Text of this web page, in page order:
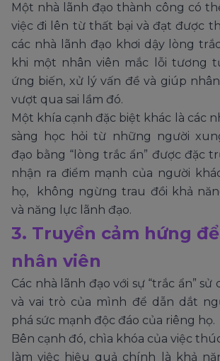
Một nhà lãnh đạo thành công có
việc đi lên từ thất bại và đạt được
các nhà lãnh đạo khơi dậy lòng
khi một nhân viên mắc lỗi tương
ứng biến, xử lý vấn đề và giúp
vượt qua sai lầm đó.
Một khía cạnh đặc biệt khác là các
sàng học hỏi từ những người
đạo bằng “lòng trắc ẩn” được đặc
nhận ra điểm mạnh của người
họ, không ngừng trau đồi khả
và năng lực lãnh đạo.
3. Truyền cảm hứng
nhân viên
Các nhà lãnh đạo với sự “trắc ẩn”
và vai trò của mình để dẫn dắt
phá sức mạnh độc đáo của riêng họ.
Bên cạnh đó, chìa khóa của việc
làm việc hiệu quả chính là khả